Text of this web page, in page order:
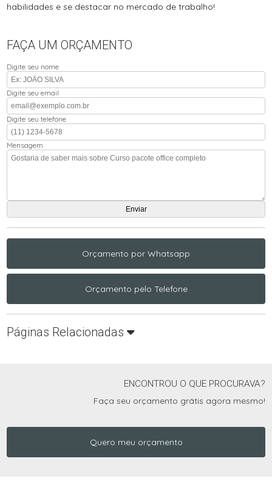
habilidades e se destacar no mercado de trabalho!
FAÇA UM ORÇAMENTO
Digite seu nome
Digite seu email
Digite seu telefone
Mensagem
Orçamento por Whatsapp
Orçamento pelo Telefone
Páginas Relacionadas
ENCONTROU O QUE PROCURAVA?
Faça seu orçamento grátis agora mesmo!
Quero meu orçamento